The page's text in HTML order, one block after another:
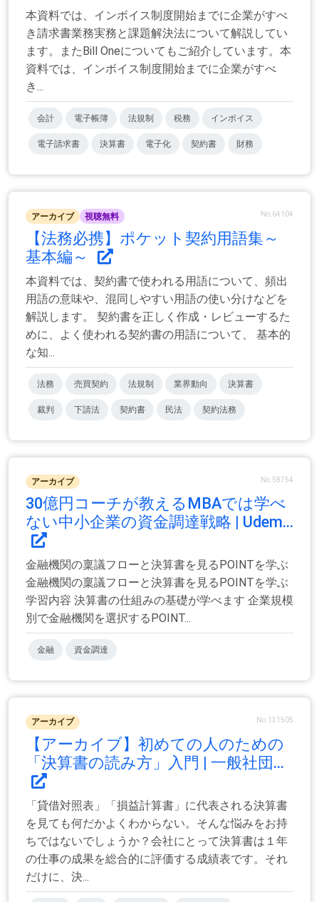
本資料では、インボイス制度開始までに企業がすべ
き請求書業務実務と課題解決法について解説してい
ます。またBill Oneについてもご紹介しています。本
資料では、インボイス制度開始までに企業がすべ
き...
会計 電子帳簿 法規制 税務 インボイス
電子請求書 決算書 電子化 契約書 財務
アーカイブ 視聴無料 No.64104
【法務必携】ポケット契約用語集～
基本編～
本資料では、契約書で使われる用語について、頻出
用語の意味や、混同しやすい用語の使い分けなどを
解説します。 契約書を正しく作成・レビューするた
めに、よく使われる契約書の用語について、 基本的
な知...
法務 売買契約 法規制 業界動向 決算書
裁判 下請法 契約書 民法 契約法務
アーカイブ No.58754
30億円コーチが教えるMBAでは学べ
ない中小企業の資金調達戦略 | Udem...
金融機関の稟議フローと決算書を見るPOINTを学ぶ
金融機関の稟議フローと決算書を見るPOINTを学ぶ
学習内容 決算書の仕組みの基礎が学べます 企業規模
別で金融機関を選択するPOINT...
金融 資金調達
アーカイブ No.131505
【アーカイブ】初めての人のための
「決算書の読み方」入門 | 一般社団...
「貸借対照表」「損益計算書」に代表される決算書
を見ても何だかよくわからない。そんな悩みをお持
ちではないでしょうか？会社にとって決算書は１年
の仕事の成果を総合的に評価する成績表です。それ
だけに、決...